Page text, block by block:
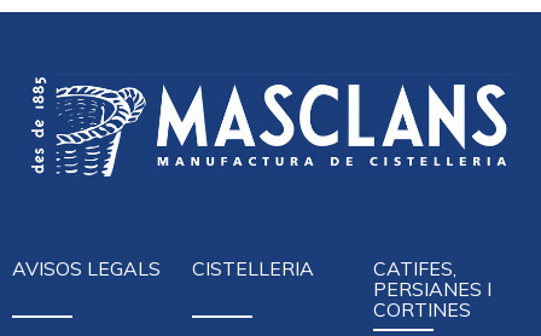
AVISOS LEGALS CISTELLERIA
CATIFES,
PERSIANES I
CORTINES